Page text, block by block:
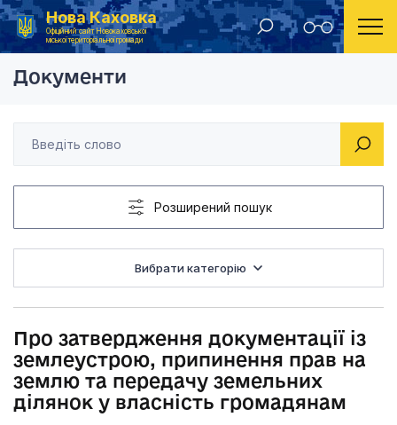
Нова Каховка
Офіційний сайт Новокаховської
міської територіальної громади
Головна Рішення Новокаховської міської ради 2018 рік Про затвердження
Документи
Розширений пошук
Вибрати категорію
Про затвердження документації із
землеустрою, припинення прав на
землю та передачу земельних
ділянок у власність громадянам